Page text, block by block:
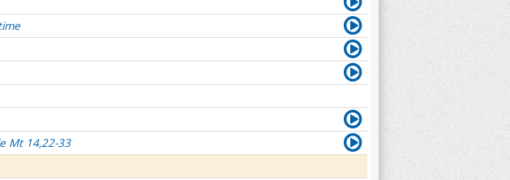
Mt 14,22-33